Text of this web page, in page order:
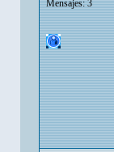
Mensajes: 3